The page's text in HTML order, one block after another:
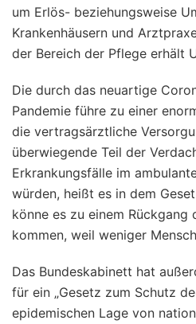
um Erlös- beziehungsweise
Krankenhäusern und
der Bereich der Pflege erhält
Die durch das neuartige
Pandemie führe zu einer
die vertragsärztliche
überwiegende Teil der
Erkrankungsfälle im
würden, heißt es in dem
könne es zu einem Rückgang
kommen, weil weniger
Das Bundeskabinett hat
für ein „Gesetz zum Schutz
epidemischen Lage von